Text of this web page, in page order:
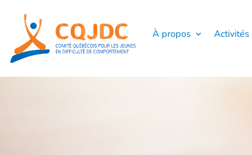
contenu
À propos